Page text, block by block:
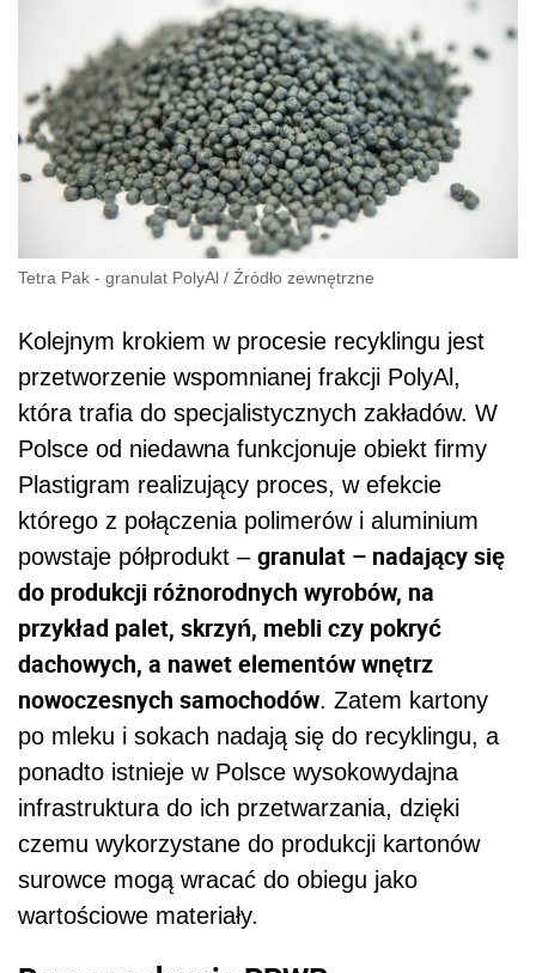
Tetra Pak - granulat PolyAl / Źródło zewnętrzne
Kolejnym krokiem w procesie recyklingu jest
przetworzenie wspomnianej frakcji PolyAl,
która trafia do specjalistycznych zakładów. W
Polsce od niedawna funkcjonuje obiekt firmy
Plastigram realizujący proces, w efekcie
którego z połączenia polimerów i aluminium
powstaje półprodukt – granulat – nadający się
do produkcji różnorodnych wyrobów, na
przykład palet, skrzyń, mebli czy pokryć
dachowych, a nawet elementów wnętrz
nowoczesnych samochodów. Zatem kartony
po mleku i sokach nadają się do recyklingu, a
ponadto istnieje w Polsce wysokowydajna
infrastruktura do ich przetwarzania, dzięki
czemu wykorzystane do produkcji kartonów
surowce mogą wracać do obiegu jako
wartościowe materiały.